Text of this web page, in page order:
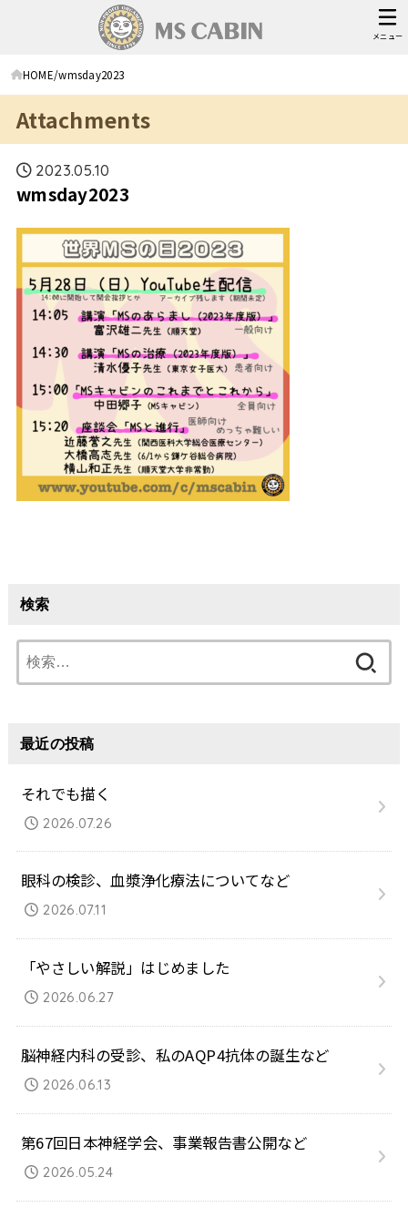
メニュー
HOME wmsday2023
Attachments
2023.05.10
wmsday2023
検索
索:
最近の投稿
それでも描く
2026.07.26
眼科の検診、血漿浄化療法についてなど
2026.07.11
「やさしい解説」はじめました
2026.06.27
脳神経内科の受診、私のAQP4抗体の誕生など
2026.06.13
第67回日本神経学会、事業報告書公開など
2026.05.24